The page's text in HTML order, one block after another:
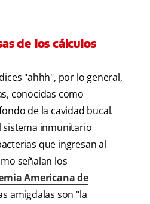
de los cálculos
"ahhh", por lo general,
conocidas como
de la cavidad bucal.
sistema inmunitario
que ingresan al
señalan los
Americana de
amígdalas son "la